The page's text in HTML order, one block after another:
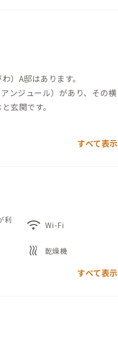
）A邸はあります。
ンジュール）があり、その横
玄関です。
くつろぐことができます。な
がおすすめです。五階建て
ブル席での作業がおすすめで
すべて表示
利
wifi Wi-Fi
heat 乾燥機
すべて表示